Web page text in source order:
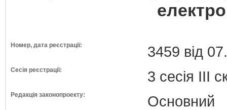
Номер, дата реєстрації: 3459 від
Сесія реєстрації: 3 сесія III
Редакція законопроекту: Основний